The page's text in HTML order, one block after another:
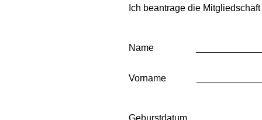
Ich beantrage die
Name
Vorname